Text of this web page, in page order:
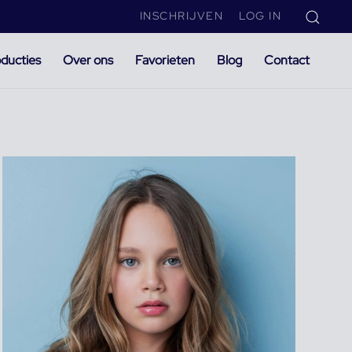
INSCHRIJVEN LOG IN
Over ons Favorieten Blog Contact